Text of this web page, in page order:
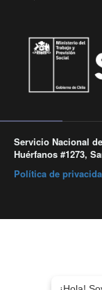
Servicio Nacional
Huérfanos #1273,
Política de